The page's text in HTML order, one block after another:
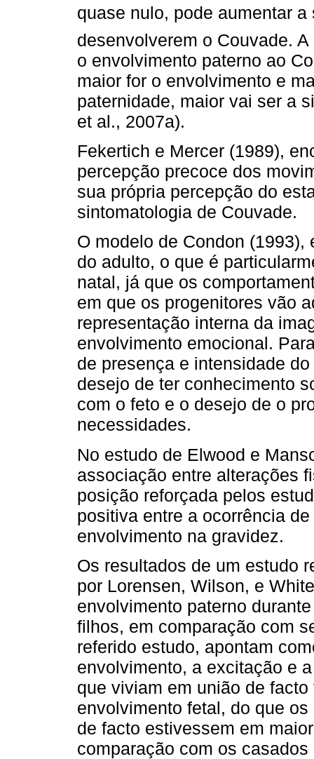
quase nulo, pode aumentar
desenvolverem o Couvade.
o envolvimento paterno ao
maior for o envolvimento e
paternidade, maior vai ser a
et al., 2007a).
Fekertich e Mercer (1989),
percepção precoce dos
sua própria percepção do
sintomatologia de Couvade.
O modelo de Condon
do adulto, o que é
natal, já que os
em que os progenitores vão
representação interna da
envolvimento emocional.
de presença e intensidade
desejo de ter conhecimento
com o feto e o desejo de o
necessidades.
No estudo de Elwood e
associação entre alterações
posição reforçada pelos
positiva entre a ocorrência
envolvimento na gravidez.
Os resultados de um estudo
por Lorensen, Wilson, e
envolvimento paterno
filhos, em comparação com
referido estudo, apontam
envolvimento, a excitação e
que viviam em união de
envolvimento fetal, do que
de facto estivessem em
comparação com os